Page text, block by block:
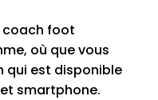
coach foot
où que vous
qui est disponible
smartphone.